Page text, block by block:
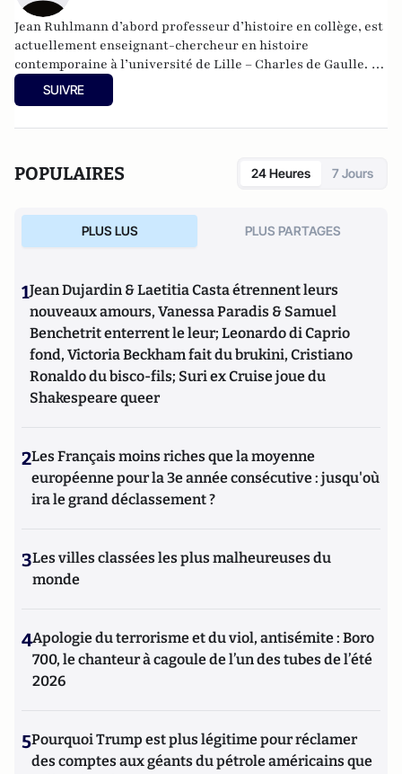
Jean Ruhlmann d’abord professeur d’histoire en collège, est
actuellement enseignant-chercheur en histoire
contemporaine à l’université de Lille – Charles de Gaulle. Le
théâtre est une passion qui remonte à sa découverte du
Festival d’Avignon ; il s’intéresse également aux séries
SUIVRE
POPULAIRES 24 Heures 7 Jours
PLUS LUS PLUS PARTAGES
1Jean Dujardin & Laetitia Casta étrennent leurs
nouveaux amours, Vanessa Paradis & Samuel
Benchetrit enterrent le leur; Leonardo di Caprio
fond, Victoria Beckham fait du brukini, Cristiano
Ronaldo du bisco-fils; Suri ex Cruise joue du
Shakespeare queer
2Les Français moins riches que la moyenne
européenne pour la 3e année consécutive : jusqu'où
ira le grand déclassement ?
3Les villes classées les plus malheureuses du
monde
4Apologie du terrorisme et du viol, antisémite : Boro
700, le chanteur à cagoule de l’un des tubes de l’été
2026
5Pourquoi Trump est plus légitime pour réclamer
des comptes aux géants du pétrole américains que